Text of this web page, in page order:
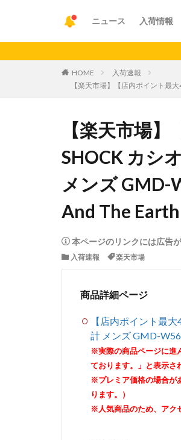
ニュース 入荷情報
HOME
入荷速報
【楽天市場】【店内ポイント最
【楽天市場
SHOCK カシ
メンズ GMD-
And The Earth
本ページのリンクには広告
入荷速報 楽天市場
商品詳細ページ
【店内ポイント最
計 メンズ GMD-
※実際の商品ページに進
ております。」と表示さ
※プレミア価格の場合が
ります。）
※人気商品のため、アク